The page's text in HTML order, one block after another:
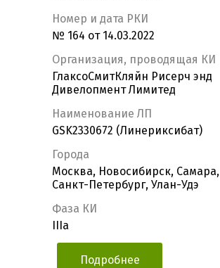
Номер и дата РКИ
№ 164 от 14.03.2022
Организация, проводящая КИ
ГлаксоСмитКляйн Рисерч энд
Дивелопмент Лимитед
Наименование ЛП
GSK2330672 (Линериксибат)
Города
Москва, Новосибирск, Самара,
Санкт-Петербург, Улан-Удэ
Фаза КИ
IIIa
Подробнее